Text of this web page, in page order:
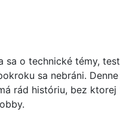
sa o technické témy,
sa nebráni.
rád históriu, bez